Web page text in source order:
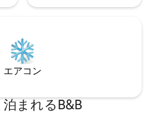
エアコン
まれるB&B